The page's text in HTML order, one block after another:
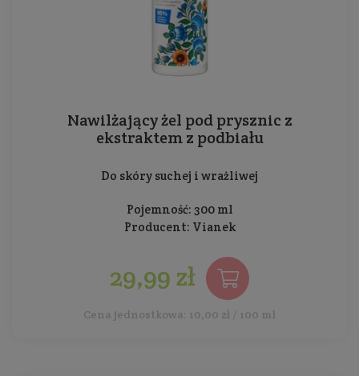
Nawilżający żel pod prysznic z
ekstraktem z podbiału
Do skóry suchej i wrażliwej
Pojemność: 300 ml
Producent: Vianek
29,99 zł
Cena jednostkowa: 10,00 zł / 100 ml